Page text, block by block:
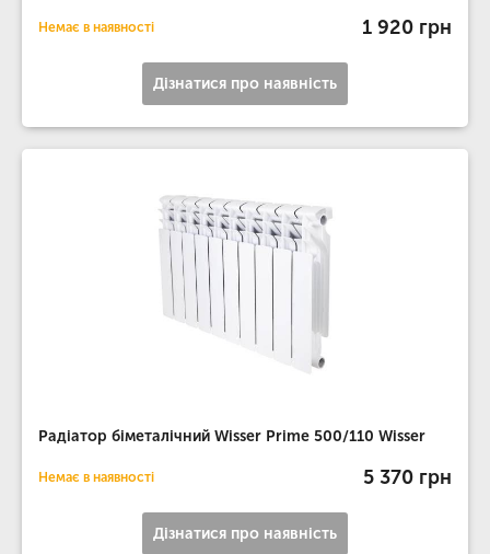
Немає в наявності 1 920 грн
Дізнатися про наявність
Радіатор біметалічний Wisser Prime 500/110 Wisser
Немає в наявності 5 370 грн
Дізнатися про наявність